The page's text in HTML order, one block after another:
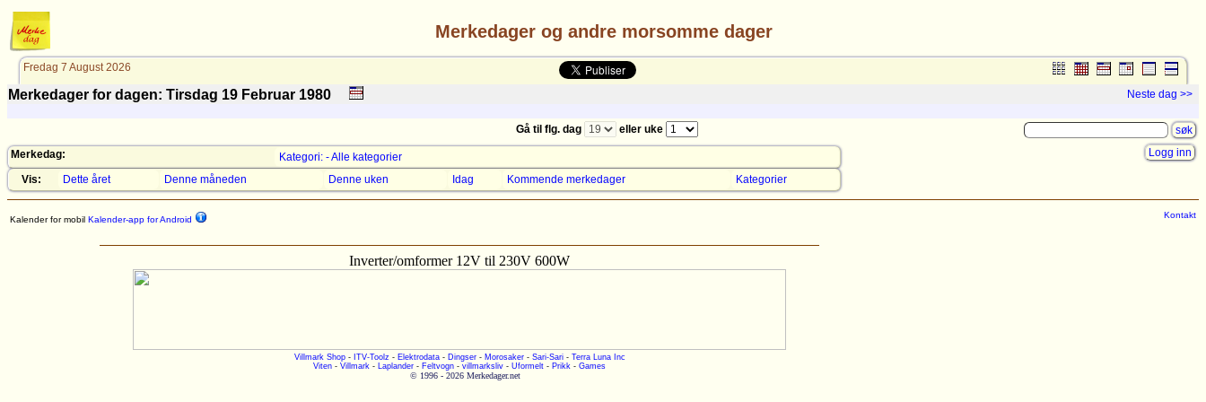
Merkedager og andre morsomme dager
Fredag 7 August 2026
Merkedager for dagen: Tirsdag 19 Februar 1980 Neste dag >>
Gå til flg. dag
eller uke
Merkedag:
Kategori: - Alle kategorier
Vis:
Dette året Denne måneden Denne uken Idag Kommende merkedager Kategorier
Logg inn
Kalender for mobil Kalender-app for Android
Inverter/omformer 12V til 230V 600W
Villmark Shop- ITV-Toolz - Elektrodata- Dingser- Morosaker- Sari-Sari- Terra Luna Inc
Viten - Villmark - Laplander - Feltvogn - villmarksliv - Uformelt - Prikk - Games
© 1996 - 2026 Merkedager.net
Kontakt